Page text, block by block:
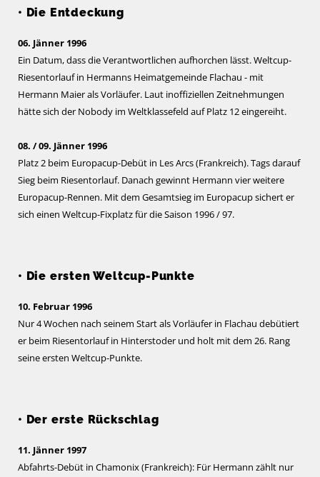
• Die Entdeckung
06. Jänner 1996
Ein Datum, dass die Verantwortlichen aufhorchen lässt. Weltcup-
Riesentorlauf in Hermanns Heimatgemeinde Flachau - mit
Hermann Maier als Vorläufer. Laut inoffiziellen Zeitnehmungen
hätte sich der Nobody im Weltklassefeld auf Platz 12 eingereiht.
08. / 09. Jänner 1996
Platz 2 beim Europacup-Debüt in Les Arcs (Frankreich). Tags darauf
Sieg beim Riesentorlauf. Danach gewinnt Hermann vier weitere
Europacup-Rennen. Mit dem Gesamtsieg im Europacup sichert er
sich einen Weltcup-Fixplatz für die Saison 1996 / 97.
• Die ersten Weltcup-Punkte
10. Februar 1996
Nur 4 Wochen nach seinem Start als Vorläufer in Flachau debütiert
er beim Riesentorlauf in Hinterstoder und holt mit dem 26. Rang
seine ersten Weltcup-Punkte.
• Der erste Rückschlag
11. Jänner 1997
Abfahrts-Debüt in Chamonix (Frankreich): Für Hermann zählt nur